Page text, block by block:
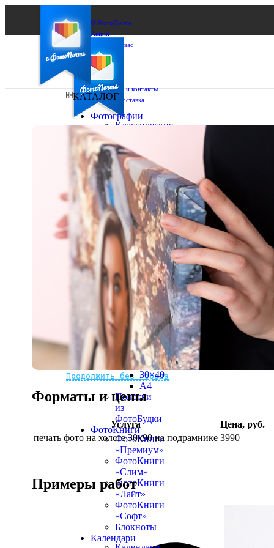
О ФотоПочте
Акции
Сделаем за вас
Бизнесу
FAQ
Франшиза
Поддержка и контакты
Оплата и доставка
Ваш город:
Ваш регион доставки
Выберите из списка:
Не нашли Ваш город?
Мы доставляем по всему миру
Продолжить без города
КАТАЛОГ
Фотографии
Классические
10х15
13х18
15х15
15х20
20х20
20х30
30х30
30х40
А4
Фото
рамке
10х10
10×15
13×18
15×15
15×20
20×20
20×30
30×30
30×40
A4
Полоски
из
ФотоБудки
ФотоКниги
ФотоКниги
«Премиум»
ФотоКниги
«Слим»
ФотоКниги
«Лайт»
ФотоКниги
«Софт»
Блокноты
Календари
Форматы и цены
Услуга
Цена, руб.
печать фото на холсте 30х90 на подрамнике 3990
Примеры работ